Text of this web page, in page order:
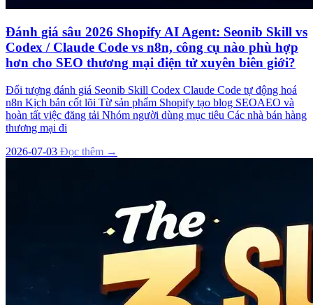
Đánh giá sâu 2026 Shopify AI Agent: Seonib Skill vs
Codex / Claude Code vs n8n, công cụ nào phù hợp
hơn cho SEO thương mại điện tử xuyên biên giới?
Đối tượng đánh giá Seonib Skill Codex Claude Code tự động hoá
n8n Kịch bản cốt lõi Từ sản phẩm Shopify tạo blog SEOAEO và
hoàn tất việc đăng tải Nhóm người dùng mục tiêu Các nhà bán hàng
thương mại đi
2026-07-03 Đọc thêm →